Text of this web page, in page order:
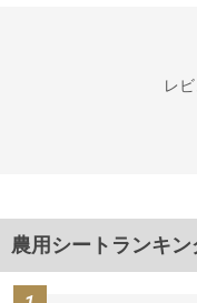
レ
農用シートランキン